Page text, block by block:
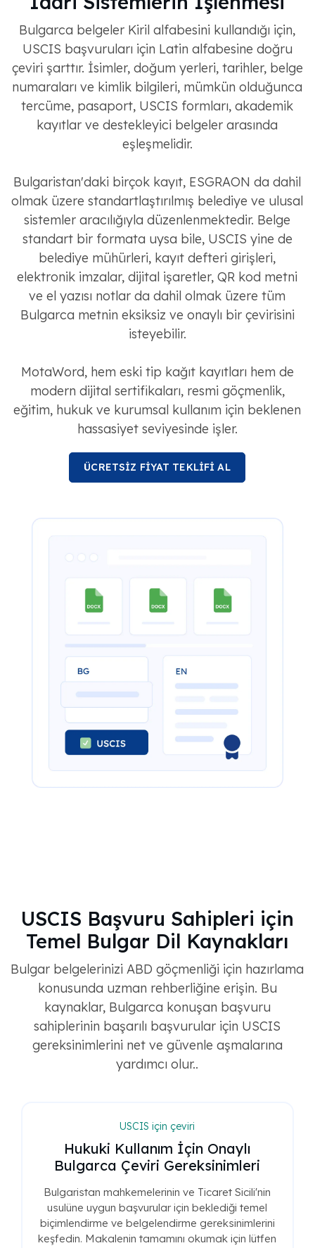
Bulgarca belgeler Kiril alfabesini kullandığı için,
USCIS başvuruları için Latin alfabesine doğru
çeviri şarttır. İsimler, doğum yerleri, tarihler, belge
numaraları ve kimlik bilgileri, mümkün olduğunca
tercüme, pasaport, USCIS formları, akademik
kayıtlar ve destekleyici belgeler arasında
eşleşmelidir.
Bulgaristan'daki birçok kayıt, ESGRAON da dahil
olmak üzere standartlaştırılmış belediye ve ulusal
sistemler aracılığıyla düzenlenmektedir. Belge
standart bir formata uysa bile, USCIS yine de
belediye mühürleri, kayıt defteri girişleri,
elektronik imzalar, dijital işaretler, QR kod metni
ve el yazısı notlar da dahil olmak üzere tüm
Bulgarca metnin eksiksiz ve onaylı bir çevirisini
isteyebilir.
MotaWord, hem eski tip kağıt kayıtları hem de
modern dijital sertifikaları, resmi göçmenlik,
eğitim, hukuk ve kurumsal kullanım için beklenen
hassasiyet seviyesinde işler.
ÜCRETSİZ FİYAT TEKLİFİ AL
USCIS Başvuru Sahipleri için
Temel Bulgar Dil Kaynakları
Bulgar belgelerinizi ABD göçmenliği için hazırlama
konusunda uzman rehberliğine erişin. Bu
kaynaklar, Bulgarca konuşan başvuru
sahiplerinin başarılı başvurular için USCIS
gereksinimlerini net ve güvenle aşmalarına
yardımcı olur..
USCIS için çeviri
Hukuki Kullanım İçin Onaylı
Bulgarca Çeviri Gereksinimleri
Bulgaristan mahkemelerinin ve Ticaret Sicili'nin
usulüne uygun başvurular için beklediği temel
biçimlendirme ve belgelendirme gereksinimlerini
keşfedin. Makalenin tamamını okumak için lütfen